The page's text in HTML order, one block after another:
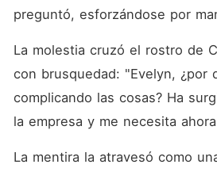
preguntó, esforzándose por
La molestia cruzó el rostro de
con brusquedad: "Evelyn, ¿por
complicando las cosas? Ha
la empresa y me necesita
La mentira la atravesó como